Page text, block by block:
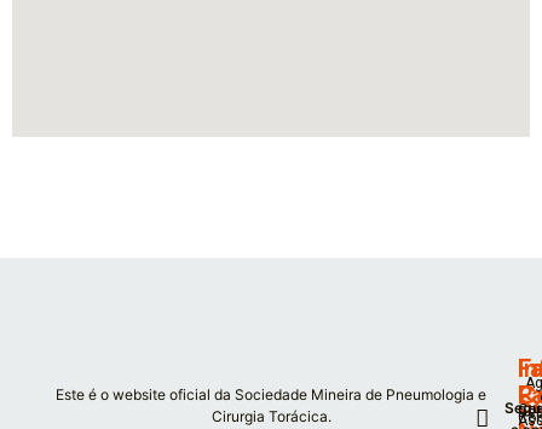
Este é o website oficial da Sociedade Mineira de Pneumologia e
Cirurgia Torácica.